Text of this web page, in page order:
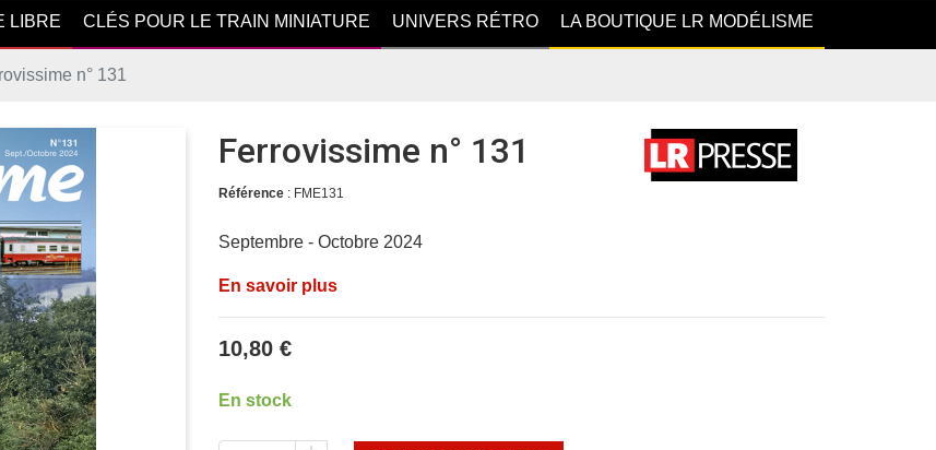
LIBRE CLÉS POUR LE TRAIN MINIATURE UNIVERS RÉTRO LA BOUTIQUE LR MODÉLISME
n° 131
Ferrovissime n° 131
Référence : FME131
Septembre - Octobre 2024
En savoir plus
10,80 €
En stock